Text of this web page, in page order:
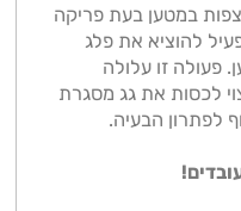
במטען בעת פריקה
להוציא את פלג
פעולה זו עלולה
לכסות את גג מסגרת
לפתרון הבעיה.